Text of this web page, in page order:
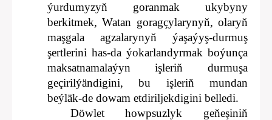
ýurdumyzyň goranmak ukybyny
berkitmek, Watan goragçylarynyň, olaryň
maşgala agzalarynyň ýaşaýyş-durmuş
şertlerini has-da ýokarlandyrmak boýunça
maksatnamalaýyn işleriň durmuşa
geçirilýändigini, bu işleriň mundan
beýläk-de dowam etdiriljekdigini belledi.
Döwlet howpsuzlyk geňeşiniň